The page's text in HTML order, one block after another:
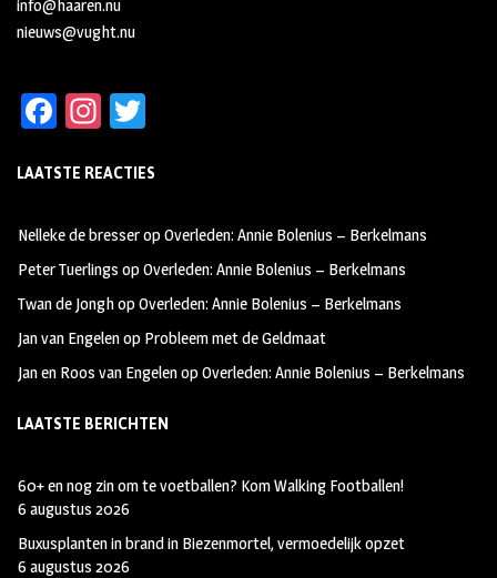
info@haaren.nu
nieuws@vught.nu
Fa
b
oo
k
In
ag
m
tt
LAATSTE REACTIES
Nelleke de bresseropOverleden: Annie Bolenius – Berkelmans
Peter Tuerlings opOverleden: Annie Bolenius – Berkelmans
Twan de JonghopOverleden: Annie Bolenius – Berkelmans
Jan van Engelenop Probleem met de Geldmaat
Jan en Roos van EngelenopOverleden: Annie Bolenius – Berkelmans
LAATSTE BERICHTEN
60+ en nog zin om te voetballen? Kom Walking Footballen!
6 augustus 2026
Buxusplanten in brand in Biezenmortel, vermoedelijk opzet
6 augustus 2026